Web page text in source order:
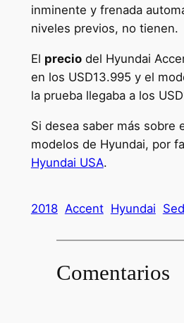
inminente y frenada
niveles previos, no tienen.
El preciodel Hyundai
en los USD13.995 y el
la prueba llegaba a los
Si desea saber más sobre
modelos de Hyundai, por
Hyundai USA.
2018 Accent Hyundai
Comentarios